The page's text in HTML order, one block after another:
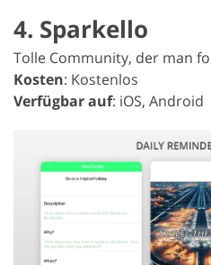
4. Sparkello
Tolle Community, der man
Kosten: Kostenlos
Verfügbar auf: iOS, Android